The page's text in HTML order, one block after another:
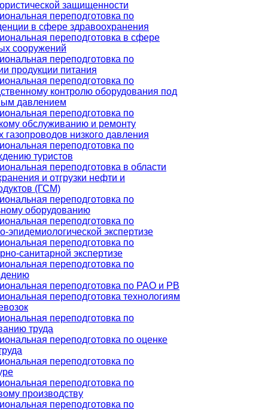
защищенности
переподготовка по
в сфере здравоохранения
переподготовка в сфере
сооружений
переподготовка по
продукции питания
переподготовка по
контролю оборудования под
давлением
переподготовка по
обслуживанию и ремонту
газопроводов низкого давления
переподготовка по
туристов
переподготовка в области
и отгрузки нефти и
(ГСМ)
переподготовка по
оборудованию
переподготовка по
эпидемиологической экспертизе
переподготовка по
санитарной экспертизе
переподготовка по
переподготовка по РАО и РВ
переподготовка технологиям
переподготовка по
труда
переподготовка по оценке
переподготовка по
переподготовка по
производству
переподготовка по